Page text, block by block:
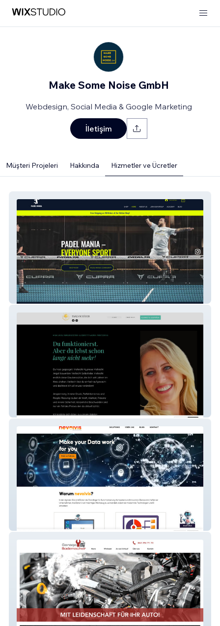
Make Some Noise GmbH
Webdesign, Social Media & Google Marketing
İletişim
Müşteri Projeleri Hakkında Hizmetler ve Ücretler
Padel Mania
tanjaschaerer